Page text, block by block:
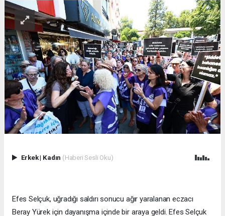
Erkek| Kadın (Haberi Sesli Oku)
Efes Selçuk, uğradığı saldırı sonucu ağır yaralanan eczacı
Beray Yürek için dayanışma içinde bir araya geldi. Efes Selçuk